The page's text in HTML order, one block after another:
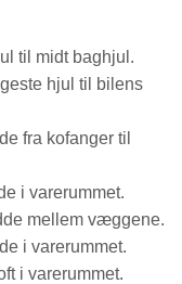
til midt baghjul.
hjul til bilens
fra kofanger til
i varerummet.
mellem væggene.
i varerummet.
i varerummet.